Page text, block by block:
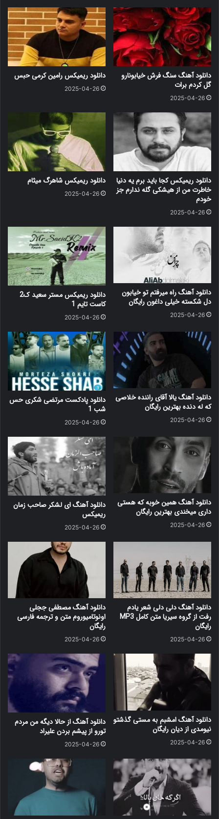
دانلود آهنگ سنگ فرش خیابونارو
گل کردم برات
2025-04-26
دانلود ریمیکس رامین کرمی حبس
2025-04-26
دانلود ریمیکس کجا باید برم یه دنیا
خاطرت من از هیشکی گله ندارم جز
خودم
2025-04-26
دانلود ریمیکس شاهرگ میثام
2025-04-26
دانلود آهنگ راه میرفتم تو خیابون
دل شکسته خیلی داغون رایگان
2025-04-26
دانلود ریمیکس مستر سعید ک2
کاست تایم 1
2025-04-26
دانلود آهنگ یالا آقای راننده خلاصی
که له دنده بهترین رایگان
2025-04-26
دانلود پادکست مرتضی شکری حس
شب 1
2025-04-26
دانلود آهنگ همین خوبه که هستی
داری میخندی بهترین رایگان
2025-04-26
دانلود آهنگ ای لشکر صاحب زمان
ریمیکس
2025-04-26
دانلود آهنگ دلی دلی شعر یادم
رفت از گروه سیریا متن کامل MP3
رایگان
2025-04-26
دانلود آهنگ مصطفی ججلی
اونوتامیوروم متن و ترجمه فارسی
رایگان
2025-04-26
دانلود آهنگ امشبم به مستی گذشتو
نیومدی از دیان رایگان
2025-04-26
دانلود آهنگ از حالا دیگه من مردم
تورو از پیشم بردن علیراد
2025-04-26